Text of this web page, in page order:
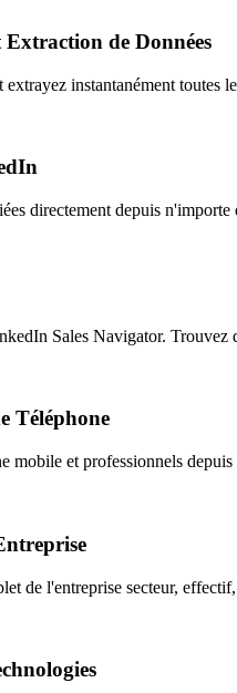
Extraction de Données
instantanément toutes
directement depuis
Sales Navigator. Trouvez
Téléphone
mobile et professionnels
de l'entreprise secteur,